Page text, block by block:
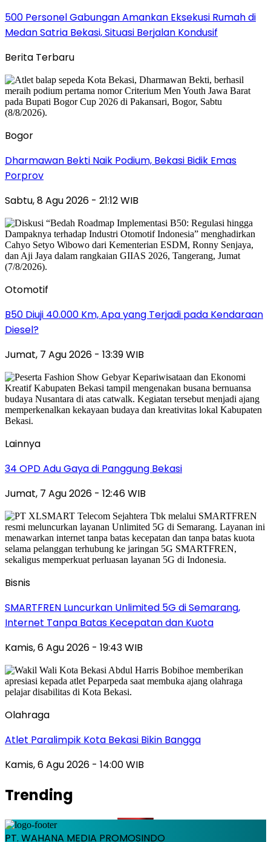
500 Personel Gabungan Amankan Eksekusi Rumah di
Medan Satria Bekasi, Situasi Berjalan Kondusif
Berita Terbaru
Bogor
Dharmawan Bekti Naik Podium, Bekasi Bidik Emas
Porprov
Sabtu, 8 Agu 2026 - 21:12 WIB
Otomotif
B50 Diuji 40.000 Km, Apa yang Terjadi pada Kendaraan
Diesel?
Jumat, 7 Agu 2026 - 13:39 WIB
Lainnya
34 OPD Adu Gaya di Panggung Bekasi
Jumat, 7 Agu 2026 - 12:46 WIB
Bisnis
SMARTFREN Luncurkan Unlimited 5G di Semarang,
Internet Tanpa Batas Kecepatan dan Kuota
Kamis, 6 Agu 2026 - 19:43 WIB
Olahraga
Atlet Paralimpik Kota Bekasi Bikin Bangga
Kamis, 6 Agu 2026 - 14:00 WIB
Trending
PT. WAHANA MEDIA PROMOSINDO